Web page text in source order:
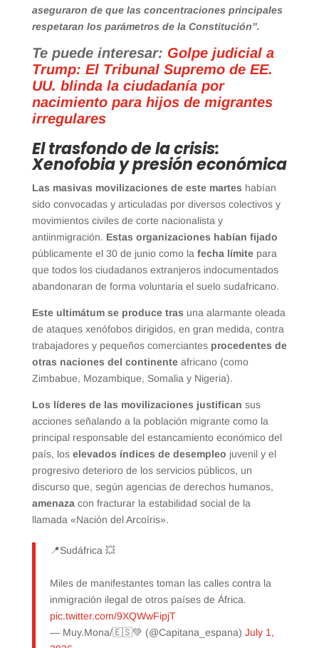
aseguraron de que las concentraciones principales
respetaran los parámetros de la Constitución”.
Te puede interesar: Golpe judicial a
Trump: El Tribunal Supremo de EE.
UU. blinda la ciudadanía por
nacimiento para hijos de migrantes
irregulares
El trasfondo de la crisis:
Xenofobia y presión económica
Las masivas movilizaciones de este martes habían
sido convocadas y articuladas por diversos colectivos y
movimientos civiles de corte nacionalista y
antiinmigración. Estas organizaciones habían fijado
públicamente el 30 de junio como la fecha límitepara
que todos los ciudadanos extranjeros indocumentados
abandonaran de forma voluntaria el suelo sudafricano.
Este ultimátum se produce tras una alarmante oleada
de ataques xenófobos dirigidos, en gran medida, contra
trabajadores y pequeños comerciantes procedentes de
otras naciones del continenteafricano (como
Zimbabue, Mozambique, Somalia y Nigeria).
Los líderes de las movilizaciones justifican sus
acciones señalando a la población migrante como la
principal responsable del estancamiento económico del
país, los elevados índices de desempleo juvenil y el
progresivo deterioro de los servicios públicos, un
discurso que, según agencias de derechos humanos,
amenaza con fracturar la estabilidad social de la
llamada «Nación del Arcoíris».
📍Sudáfrica 💥
Miles de manifestantes toman las calles contra la
inmigración ilegal de otros países de África.
pic.twitter.com/9XQWwFipjT
— Muy.Mona/🇪🇸💚 (@Capitana_espana) July 1,